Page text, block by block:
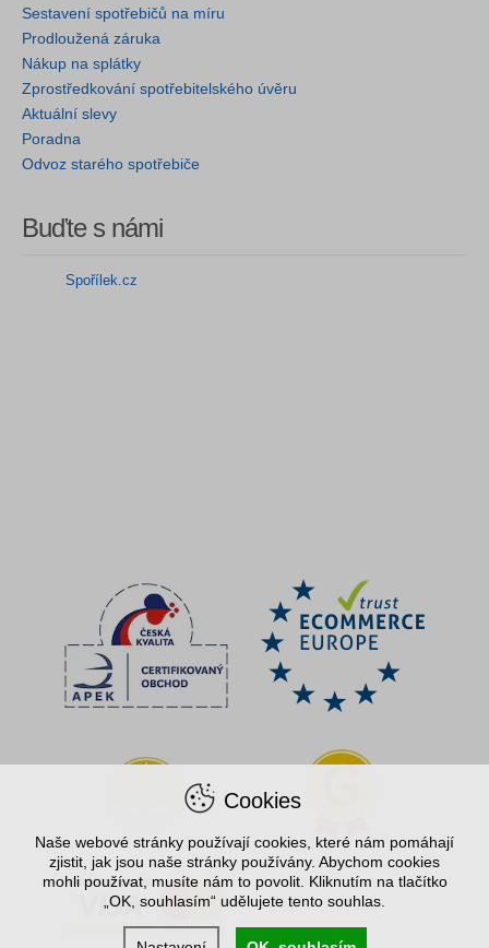
Sestavení spotřebičů na míru
Prodloužená záruka
Nákup na splátky
Zprostředkování spotřebitelského úvěru
Aktuální slevy
Poradna
Odvoz starého spotřebiče
Buďte s námi
Spořílek.cz
Cookies
Naše webové stránky používají cookies, které nám pomáhají
zjistit, jak jsou naše stránky používány. Abychom cookies
mohli používat, musíte nám to povolit. Kliknutím na tlačítko
„OK, souhlasím“ udělujete tento souhlas.